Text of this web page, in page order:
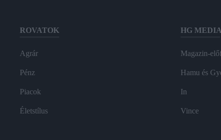
ROVATOK
Agrár
Pénz
Piacok
Életstílus
HG MEDIA
Magazin-
Hamu és
In
Vince